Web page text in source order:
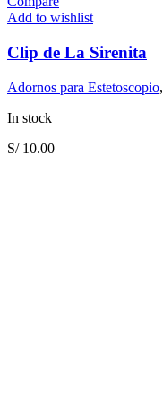
Add to wishlist
Clip de La Sirenita
Adornos para Estetoscopio,
In stock
S/10.00